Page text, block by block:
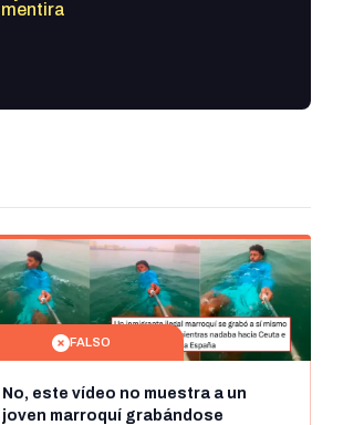
mentira
FALSO
No, este vídeo no muestra a un
joven marroquí grabándose